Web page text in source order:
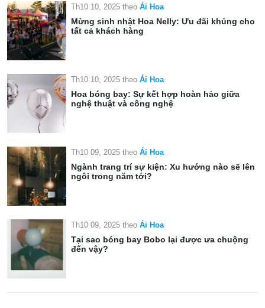
Th10 10, 2025 theo Ái Hoa
Mừng sinh nhật Hoa Nelly: Ưu đãi khủng cho
tất cả khách hàng
Th10 10, 2025 theo Ái Hoa
Hoa bóng bay: Sự kết hợp hoàn hảo giữa
nghệ thuật và công nghệ
Th10 09, 2025 theo Ái Hoa
Ngành trang trí sự kiện: Xu hướng nào sẽ lên
ngôi trong năm tới?
Th10 09, 2025 theo Ái Hoa
Tại sao bóng bay Bobo lại được ưa chuộng
đến vậy?